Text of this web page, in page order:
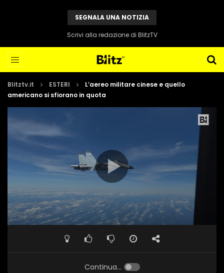
SEGNALA UNA NOTIZIA
Scrivi alla redazione di BlitzTV
Blitztv.it ESTERI
L’aereo militare cinese e quello
americano si sfiorano in quota
Continua...